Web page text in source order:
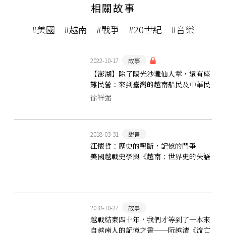
相關故事
#美國 #越南 #戰爭 #20世紀 #音樂
2022-10-17 故事
【澎湖】除了陽光沙灘仙人掌，還有座
難民營：來到臺灣的越南船民及中華民
國的現代啟示錄
徐祥弼
2018-03-31 說書
江懷哲：歷史的壟斷，記憶的鬥爭──
美國越戰史學與《越南：世界史的失語
2018-10-27 故事
越戰結束四十年，我們才等到了一本來
自越南人的記憶之書──阮越清《流亡